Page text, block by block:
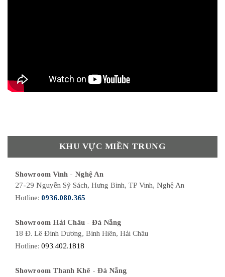
KHU VỰC MIỀN TRUNG
Showroom Vinh - Nghệ An
27-29 Nguyễn Sỹ Sách, Hưng Bình, TP Vinh, Nghệ An
Hotline: 0936.080.365
Showroom Hải Châu - Đà Nẵng
18 Đ. Lê Đình Dương, Bình Hiên, Hải Châu
Hotline: 093.402.1818
Showroom Thanh Khê - Đà Nẵng